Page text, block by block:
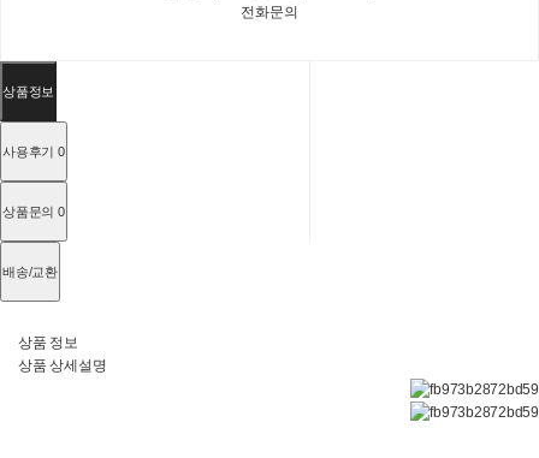
전화문의
상품정보
사용후기 0
상품문의 0
배송/교환
상품 정보
상품 상세설명